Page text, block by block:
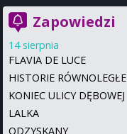
Zapowiedzi
14 sierpnia
FLAVIA DE LUCE
HISTORIE RÓWNOLEGŁE
KONIEC ULICY DĘBOWEJ
LALKA
ODZYSKANY